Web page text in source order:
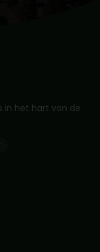
in het hart van de